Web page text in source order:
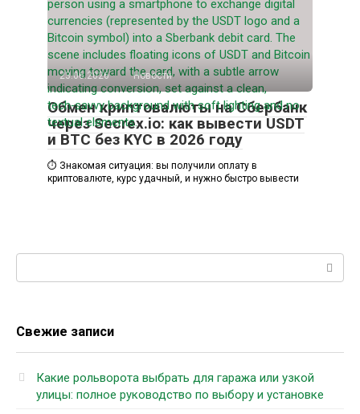
23.06.2026 Новости
Обмен криптовалюты на Сбербанк
через Secrex.io: как вывести USDT
и BTC без KYC в 2026 году
⏱️ Знакомая ситуация: вы получили оплату в
криптовалюте, курс удачный, и нужно быстро вывести
Свежие записи
Какие рольворота выбрать для гаража или узкой
улицы: полное руководство по выбору и установке